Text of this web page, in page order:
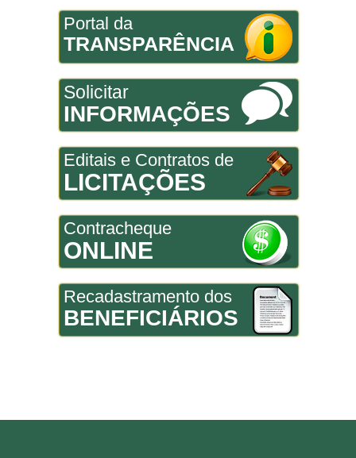
Portal da
TRANSPARÊNCIA
Solicitar
INFORMAÇÕES
Editais e Contratos de
LICITAÇÕES
Contracheque
ONLINE
Recadastramento dos
BENEFICIÁRIOS